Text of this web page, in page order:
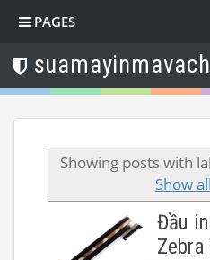
PAGES
Showing posts with
Show
Đầu
Zebra